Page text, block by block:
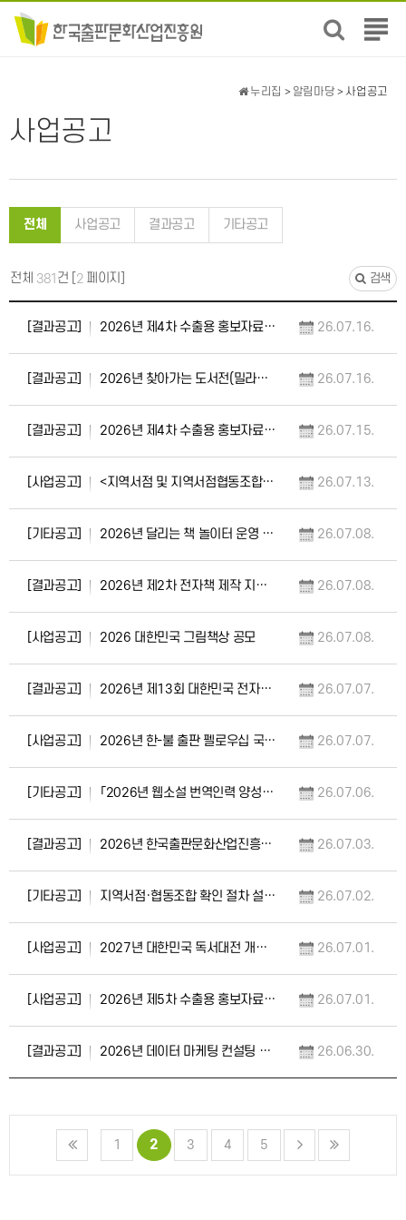
전
뉴
사업공고
누리집 > 알림마당 > 사업공고
전체 사업공고 결과공고 기타공고
전체 381건 [ 2페이지] 검색
[결과공고] 2026년 제4차 수출용 홍보자료(샘플) 지원 사업 선정 취소 공고 26.07.16.
[결과공고] 2026년 찾아가는 도서전(밀라노) 참가사 및 위탁도서 선정 결과 공고 26.07.16.
[결과공고] 2026년 제4차 수출용 홍보자료(샘플) 지원 사업 선정 결과 공고 26.07.15.
[사업공고] <지역서점 및 지역서점협동조합 확인 절차> 안내(2026년 1차) 26.07.13.
[기타공고] 2026년 달리는 책 놀이터 운영 안내 26.07.08.
[결과공고] 2026년 제2차 전자책 제작 지원 사업 선정 결과 공고 26.07.08.
[사업공고] 2026 대한민국 그림책상 공모 26.07.08.
[결과공고] 2026년 제13회 대한민국 전자출판 대상 선정 결과 공고 26.07.07.
[사업공고] 2026년 한-불 출판 펠로우십 국내 참가사 모집 공고 26.07.07.
[기타공고] 「2026년 웹소설 번역인력 양성」 교육과정 수강생 모집 26.07.06.
[결과공고] 2026년 한국출판문화산업진흥원 수출 코디네이터 2차 모집 선정 결과 공고 26.07.03.
[기타공고] 지역서점·협동조합 확인 절차 설명회 개최 안내(7.7.~7.16.) 26.07.02.
[사업공고] 2027년 대한민국 독서대전 개최 지자체 모집 공고 26.07.01.
[사업공고] 2026년 제5차 수출용 홍보자료(샘플) 지원 사업 공고 26.07.01.
[결과공고] 2026년 데이터 마케팅 컨설팅 지원사업 참여 출판사 추가 선정 공고 26.06.30.
1 2 3 4 5